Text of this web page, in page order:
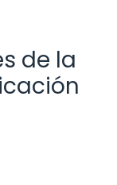
de la